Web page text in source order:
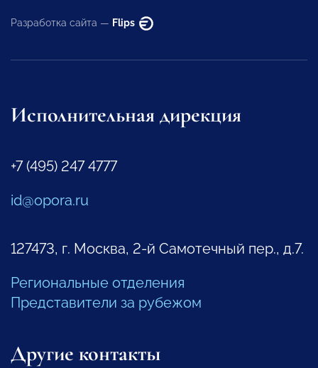
Разработка сайта — Flips
Исполнительная дирекция
+7 (495) 247 4777
id@opora.ru
127473, г. Москва, 2-й Самотечный пер., д.7.
Региональные отделения
Представители за рубежом
Другие контакты